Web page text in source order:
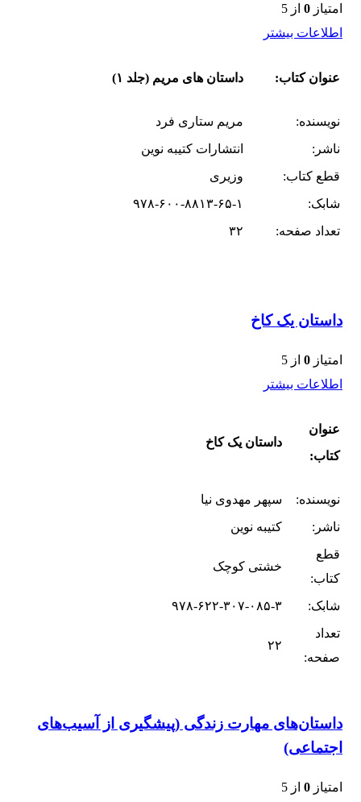
امتیاز 0 از 5
اطلاعات بیشتر
عنوان کتاب: داستان های مریم (جلد ۱)
نویسنده:
مریم ستاری فرد
ناشر:
انتشارات کتیبه نوین
قطع کتاب:
وزیری
شابک:
۹۷۸-۶۰۰-۸۸۱۳-۶۵-۱
تعداد صفحه:
۳۲
داستان یک کاخ
امتیاز 0 از 5
اطلاعات بیشتر
عنوان
کتاب:
داستان یک کاخ
نویسنده:
سپهر مهدوی نیا
ناشر:
کتیبه نوین
قطع
کتاب:
خشتی کوچک
شابک:
۹۷۸-۶۲۲-۳۰۷-۰۸۵-۳
تعداد
صفحه:
۲۲
داستان‌های مهارت زندگی (پیشگیری از آسیب‌های
اجتماعی)
امتیاز 0 از 5